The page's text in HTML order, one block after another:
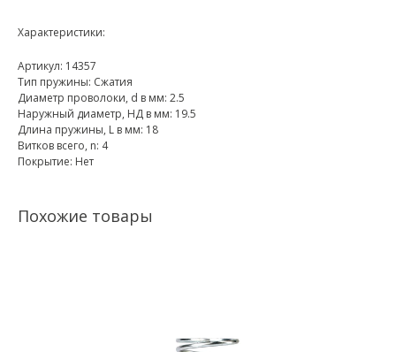
Характеристики:
Артикул: 14357
Тип пружины: Сжатия
Диаметр проволоки, d в мм: 2.5
Наружный диаметр, НД в мм: 19.5
Длина пружины, L в мм: 18
Витков всего, n: 4
Покрытие: Нет
Похожие товары